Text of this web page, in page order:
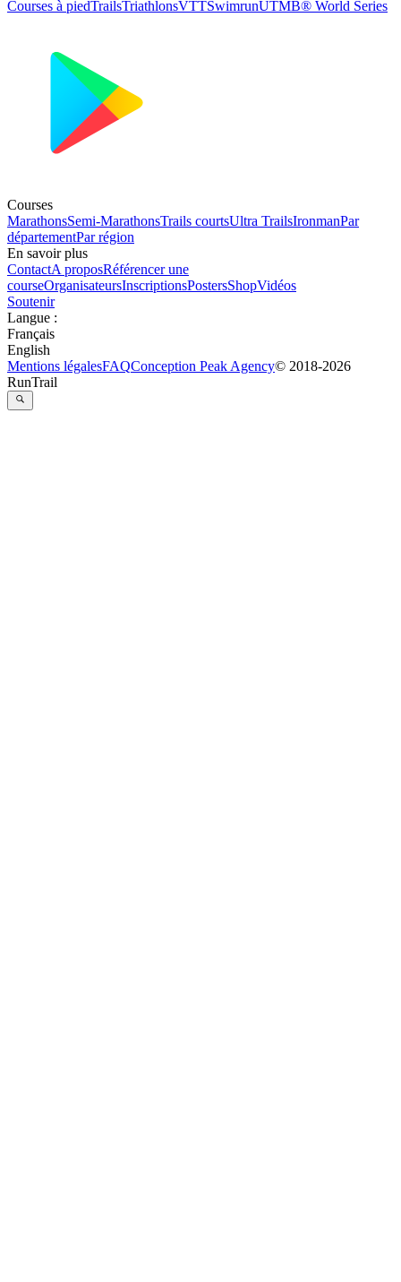
Courses à piedTrailsTriathlonsVTTSwimrunUTMB® World Series
Courses
MarathonsSemi-MarathonsTrails courtsUltra TrailsIronmanPar
départementPar région
En savoir plus
ContactA proposRéférencer une
courseOrganisateursInscriptionsPostersShopVidéos
Soutenir
Langue :
Français
English
Mentions légalesFAQConception Peak Agency© 2018-2026
RunTrail